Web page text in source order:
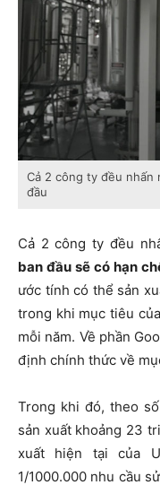
Cả 2 công ty đều nhấn
đầu
Cả 2 công ty đều
ban đầu sẽ có hạn
ước tính có thể sản
trong khi mục tiêu
mỗi năm. Về phần
định chính thức về
Trong khi đó, theo
sản xuất khoảng 23
xuất hiện tại của
1/1000.000 nhu cầu